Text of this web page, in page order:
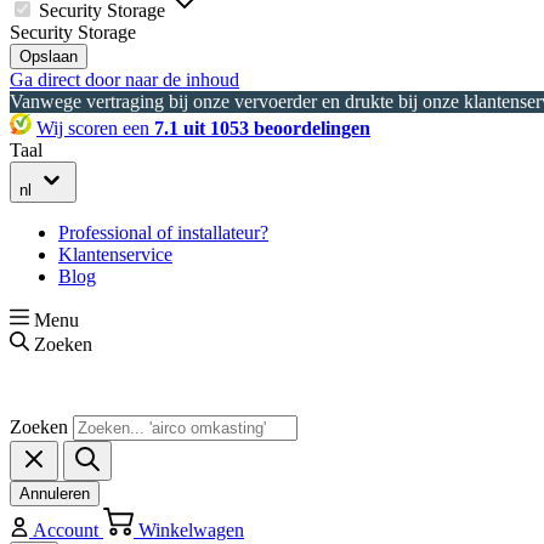
Security Storage
Security Storage
Opslaan
Ga direct door naar de inhoud
Vanwege vertraging bij onze vervoerder en drukte bij onze
Wij scoren een 7.1 uit 1053 beoordelingen
Taal
nl
Professional of installateur?
Klantenservice
Blog
Menu
Zoeken
Zoeken
Annuleren
Account Winkelwagen